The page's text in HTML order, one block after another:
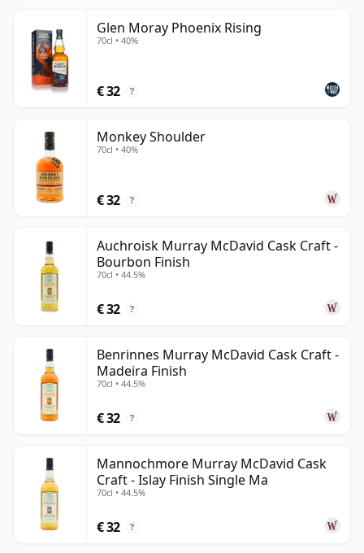
Glen Moray Phoenix Rising
70cl • 40%
€ 32 ?
Monkey Shoulder
70cl • 40%
€ 32 ?
Auchroisk Murray McDavid Cask Craft -
Bourbon Finish
70cl • 44.5%
€ 32 ?
Benrinnes Murray McDavid Cask Craft -
Madeira Finish
70cl • 44.5%
€ 32 ?
Mannochmore Murray McDavid Cask
Craft - Islay Finish Single Ma
70cl • 44.5%
€ 32 ?